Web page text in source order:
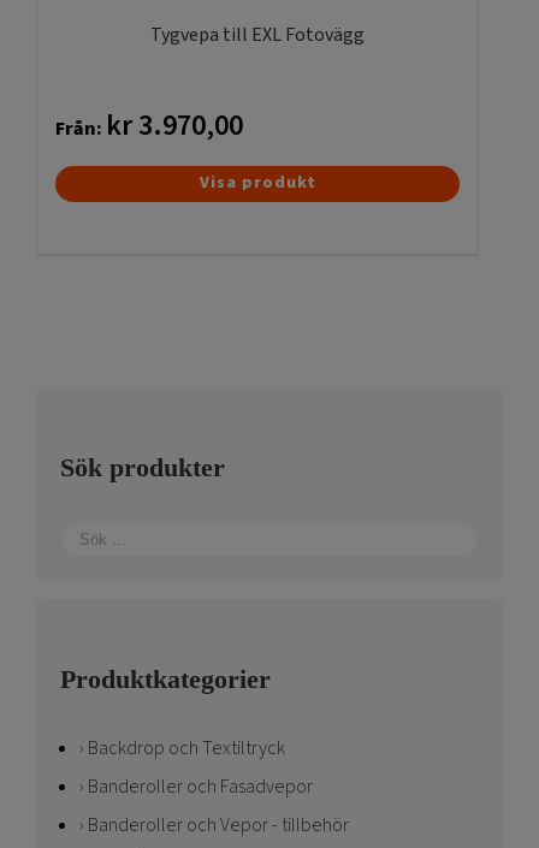
Tygvepa till EXL Fotovägg
Från: kr3.970,00
Den
här
Visa produkt
Sök produkter
Produktkategorier
Backdrop och Textiltryck
Banderoller och Fasadvepor
Banderoller och Vepor - tillbehör